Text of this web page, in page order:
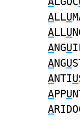
ALLU
ALLU
ANGU
ANGU
ANTIU
APPU
A